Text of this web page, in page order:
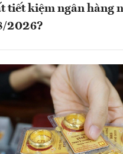
tiết kiệm ngân hàng
2026?